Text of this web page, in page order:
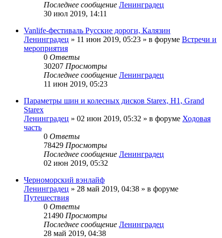
Последнее сообщение Ленинградец
30 июл 2019, 14:11
Vanlife-фестиваль Русские дороги, Калязин
Ленинградец » 11 июн 2019, 05:23 » в форуме Встречи и
мероприятия
0 Ответы
30207 Просмотры
Последнее сообщение Ленинградец
11 июн 2019, 05:23
Параметры шин и колесных дисков Starex, H1, Grand
Starex
Ленинградец » 02 июн 2019, 05:32 » в форуме Ходовая
часть
0 Ответы
78429 Просмотры
Последнее сообщение Ленинградец
02 июн 2019, 05:32
Черноморский вэнлайф
Ленинградец » 28 май 2019, 04:38 » в форуме
Путешествия
0 Ответы
21490 Просмотры
Последнее сообщение Ленинградец
28 май 2019, 04:38